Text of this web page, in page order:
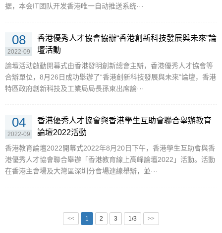
据，本会IT团队开发香港唯一自动推送系统···
08
2022-09
香港優秀人才協會協辦“香港創新科技發展與未來”論
壇活動
論壇活动啟動開幕式由香港發明創新總會主辦，香港優秀人才協會等
合辦單位，8月26日成功舉辦了“香港創新科技發展與未來”論壇，香港
特區政府創新科技及工業局局長孫東出席論···
04
2022-09
香港優秀人才協會與香港學生互助會聯合舉辦教育
論壇2022活動
香港教育論壇2022開幕式2022年8月20日下午，香港學生互助會與香
港優秀人才協會聯合舉辦「香港教育線上高峰論壇2022」活動。活動
在香港主會場及大灣區深圳分會場連線舉辦，並···
<< 1 2 3 1/3 >>